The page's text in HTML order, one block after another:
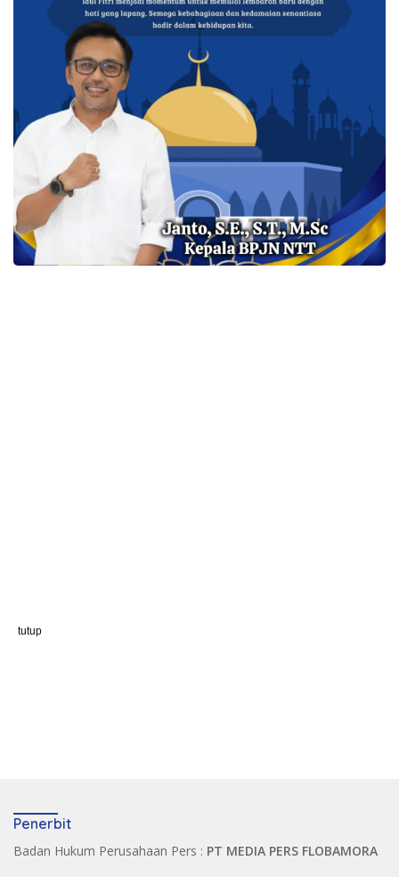
Penerbit
Badan Hukum Perusahaan Pers : PT MEDIA PERS FLOBAMORA
tutup